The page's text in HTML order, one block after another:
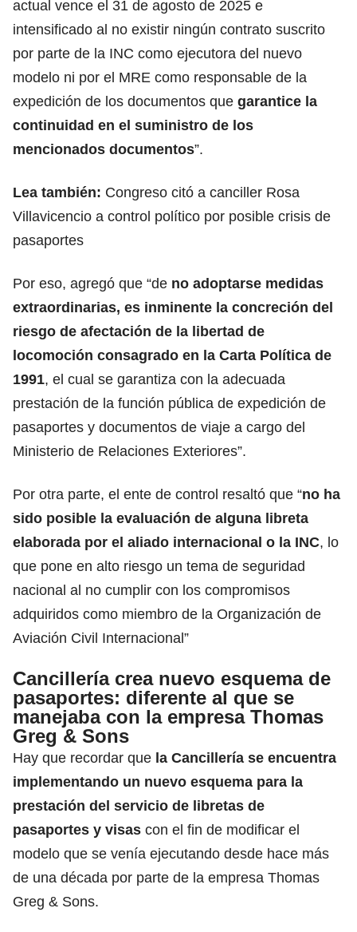
actual vence el 31 de agosto de 2025 e
intensificado al no existir ningún contrato suscrito
por parte de la INC como ejecutora del nuevo
modelo ni por el MRE como responsable de la
expedición de los documentos que garantice la
continuidad en el suministro de los
mencionados documentos”.
Lea también: Congreso citó a canciller Rosa
Villavicencio a control político por posible crisis de
pasaportes
Por eso, agregó que “de no adoptarse medidas
extraordinarias, es inminente la concreción del
riesgo de afectación de la libertad de
locomoción consagrado en la Carta Política de
1991, el cual se garantiza con la adecuada
prestación de la función pública de expedición de
pasaportes y documentos de viaje a cargo del
Ministerio de Relaciones Exteriores”.
Por otra parte, el ente de control resaltó que “no ha
sido posible la evaluación de alguna libreta
elaborada por el aliado internacional o la INC, lo
que pone en alto riesgo un tema de seguridad
nacional al no cumplir con los compromisos
adquiridos como miembro de la Organización de
Aviación Civil Internacional”
Cancillería crea nuevo esquema de
pasaportes: diferente al que se
manejaba con la empresa Thomas
Greg & Sons
Hay que recordar que la Cancillería se encuentra
implementando un nuevo esquema para la
prestación del servicio de libretas de
pasaportes y visas con el fin de modificar el
modelo que se venía ejecutando desde hace más
de una década por parte de la empresa Thomas
Greg & Sons.